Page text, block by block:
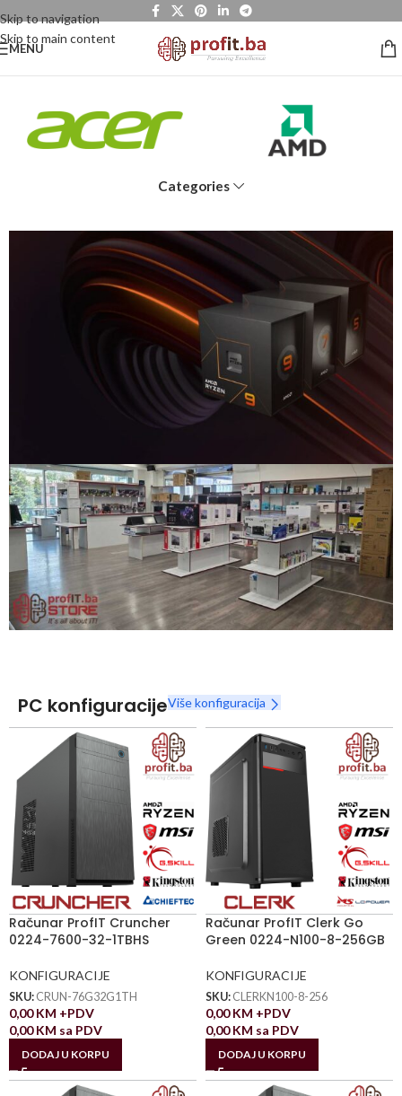
Skip to navigation
Skip to main content
MENU
Categories
Snaga radnih stanica nikada nije bila povoljnija
Nova Ryzen 7000 serija
Naruči
PC konfiguracijeViše konfiguracija
Računar ProfIT Cruncher
0224-7600-32-1TBHS
KONFIGURACIJE
SKU: CRUN-76G32G1TH
0,00KM +PDV
0,00KM sa PDV
DODAJ U KORPU
Računar ProfIT Clerk Go
Green 0224-N100-8-256GB
KONFIGURACIJE
SKU: CLERKN100-8-256
0,00KM +PDV
0,00KM sa PDV
DODAJ U KORPU